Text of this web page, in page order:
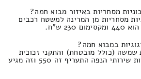
מסחריות באיזור מבוא חמה?
מסחריות מן המרינה למשטח רכבים
ש"ח.
במבוא חמה?
(כולל מובטחת) והתקני זכוכית
כבדים וגדולים באמצעות שירותי הנפה התעריף זה 550 וזה מגיע